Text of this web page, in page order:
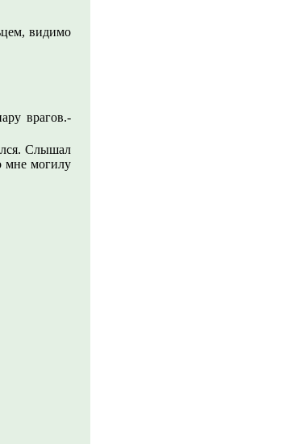
видимо
врагов.-
Слышал
мне могилу